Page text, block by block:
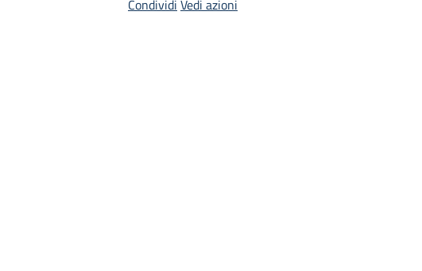
Condividi Vedi azioni